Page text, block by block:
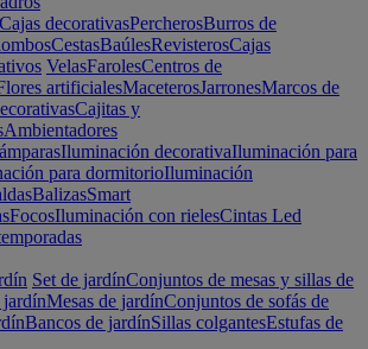
Cajas decorativasPercherosBurros de
CestasBaúlesRevisterosCajas
VelasFarolesCentros de
artificialesMaceterosJarronesMarcos de
Cajitas y
Ambientadores
Iluminación decorativaIluminación para
para dormitorioIluminación
BalizasSmart
FocosIluminación con rielesCintas Led
Set de jardínConjuntos de mesas y sillas de
jardínMesas de jardínConjuntos de sofás de
Bancos de jardínSillas colgantesEstufas de